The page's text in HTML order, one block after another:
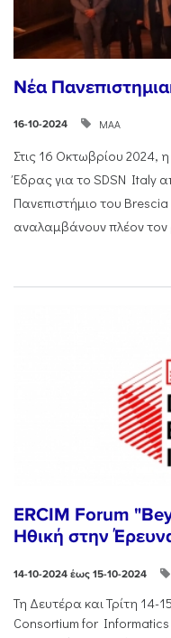
Νέα
16-10-2024 ΜΑΑ
Στις 16 Οκτωβρίου 2024,
Έδρας για το SDSN Italy
Πανεπιστήμιο του Brescia
αναλαμβάνουν πλέον
ERCIM Forum
Ηθική στην
14-10-2024 έως 15-10-2024
Τη Δευτέρα και Τρίτη
Consortium for